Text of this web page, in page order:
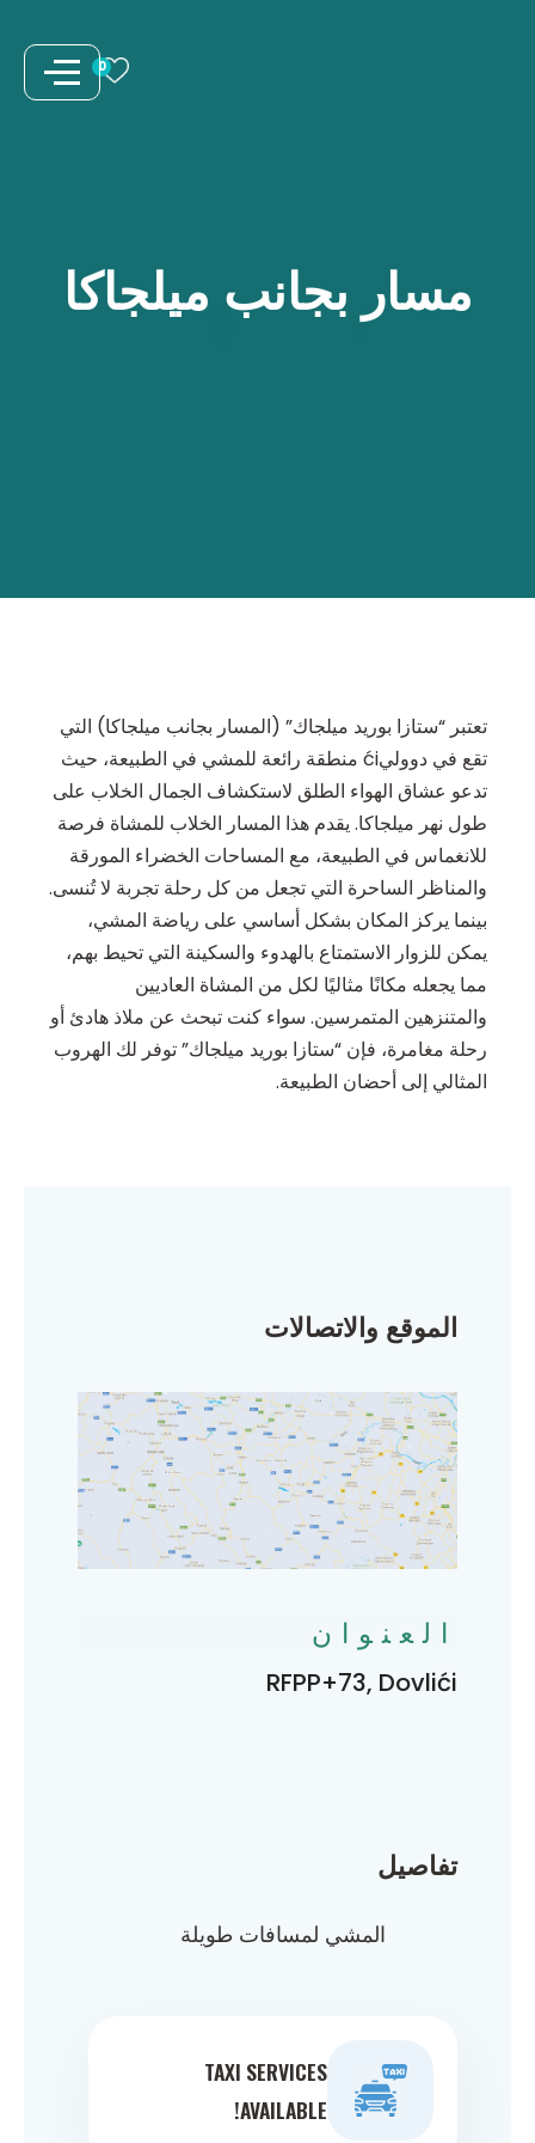
0
مسار بجانب ميلجاكا
تعتبر “ستازا بوريد ميلجاك” (المسار بجانب ميلجاكا) التي
تقع في دووليći منطقة رائعة للمشي في الطبيعة، حيث
تدعو عشاق الهواء الطلق لاستكشاف الجمال الخلاب على
طول نهر ميلجاكا. يقدم هذا المسار الخلاب للمشاة فرصة
للانغماس في الطبيعة، مع المساحات الخضراء المورقة
والمناظر الساحرة التي تجعل من كل رحلة تجربة لا تُنسى.
بينما يركز المكان بشكل أساسي على رياضة المشي،
يمكن للزوار الاستمتاع بالهدوء والسكينة التي تحيط بهم،
مما يجعله مكانًا مثاليًا لكل من المشاة العاديين
والمتنزهين المتمرسين. سواء كنت تبحث عن ملاذ هادئ أو
رحلة مغامرة، فإن “ستازا بوريد ميلجاك” توفر لك الهروب
المثالي إلى أحضان الطبيعة.
تفاصيل
المشي لمسافات طويلة
TAXI SERVICES
AVAILABLE!
الموقع والاتصالات
العنوان
RFPP+73, Dovlići